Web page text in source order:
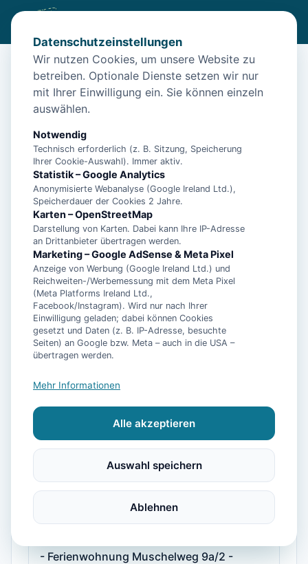
Diese Unterkunft ist aktuell nicht
buchbar
Unterkünfte in der Nähe
Ferienwohnung Dünenrose
Norddeicher Perle 2
- Ferienhaus Bühler Quetsch -
- Ferienhaus Pelikan -
- Ferienhaus Plesse -
- Ferienhaus Plesse 2 -
- Ferienwohnung Deichkind -
- Ferienwohnung Maja -
- Ferienwohnung Muschelweg 9a/2 -
Datenschutzeinstellungen
Wir nutzen Cookies, um unsere Website zu
betreiben. Optionale Dienste setzen wir nur
mit Ihrer Einwilligung ein. Sie können einzeln
auswählen.
Notwendig
Technisch erforderlich (z. B. Sitzung, Speicherung
Ihrer Cookie-Auswahl). Immer aktiv.
Statistik – Google Analytics
Anonymisierte Webanalyse (Google Ireland Ltd.),
Speicherdauer der Cookies 2 Jahre.
Karten – OpenStreetMap
Darstellung von Karten. Dabei kann Ihre IP-Adresse
an Drittanbieter übertragen werden.
Marketing – Google AdSense & Meta Pixel
Anzeige von Werbung (Google Ireland Ltd.) und
Reichweiten-/Werbemessung mit dem Meta Pixel
(Meta Platforms Ireland Ltd.,
Facebook/Instagram). Wird nur nach Ihrer
Einwilligung geladen; dabei können Cookies
gesetzt und Daten (z. B. IP-Adresse, besuchte
Seiten) an Google bzw. Meta – auch in die USA –
übertragen werden.
Mehr Informationen
Alle akzeptieren
Auswahl speichern
Ablehnen